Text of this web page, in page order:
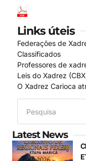
Links úteis
Federações de
Classificados
Professores de
Leis do Xadrez
O Xadrez Carioca
Latest News